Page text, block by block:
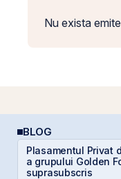
Nu exista
BLOG
Plasamentul Privat
a grupului Golden
suprasubscris